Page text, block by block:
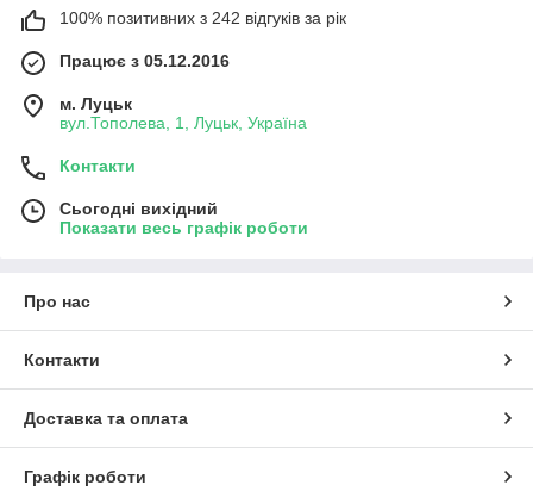
100% позитивних з 242 відгуків за рік
Працює з 05.12.2016
м. Луцьк
вул.Тополева, 1, Луцьк, Україна
Контакти
Сьогодні вихідний
Показати весь графік роботи
Про нас
Контакти
Доставка та оплата
Графік роботи